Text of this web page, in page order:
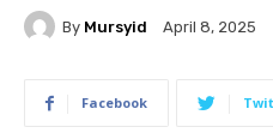
By Mursyid April 8, 2025
Facebook